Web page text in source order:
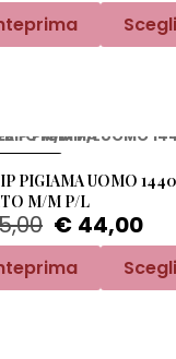
Scegli
PIGIAMA UOMO 1440
M/M P/L
€ 44,00
Scegli